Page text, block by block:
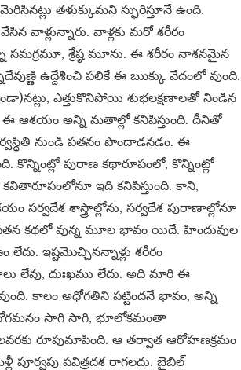
తళుక్కుమని స్ఫురిస్తూనే ఉంది.
వాళ్లున్నారు. వాళ్లకు మరో శరీరం
సమగ్రమూ, శ్రేష్ఠ మూను. ఈ శరీరం నాశనమైన
ఉద్దేశించి పలికే ఈ ఋక్కు వేదంలో వుంది.
ఎత్తుకొనిపోయి శుభలక్షణాలతో నిండిన
ఈ ఆశయం అన్ని మతాల్లో కనిపిస్తుంది. దీనితో
నుండి పతనం పొందాడనడం. ఈ
పురాణ కథారూపంలో, కొన్నింట్లో
ఇది కనిపిస్తుంది. కాని,
సర్వదేశ శాస్త్రాల్లోను, సర్వదేశ పురాణాల్లోనూ
కథలో వున్న మూల భావం యిదే. హిందువుల
లేదు. ఇష్టమొచ్చినన్నాళ్లు శరీరం
లేవు, దుఃఖము లేదు. అది మారి ఈ
కాలం అధోగతిని పట్టిందనే భావం, అన్ని
సాగి సాగి, భూలోకమంతా
రూపుమాపింది. ఆ తర్వాత ఆరోహణక్రమం
పూర్వపు పవిత్రదశ రాగలదు. బైబిల్